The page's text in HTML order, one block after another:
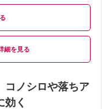
コノシロや落ちア
効く